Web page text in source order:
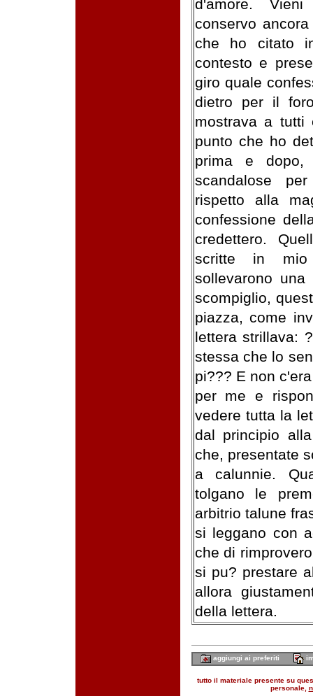
d'amore.
conservo
che ho citato
contesto e
giro quale
dietro per il
mostrava a
punto che ho
prima e dopo,
scandalose
rispetto alla
confessione
credettero.
scritte in mio
sollevarono una
scompiglio,
piazza, come
lettera strillava:
stessa che lo
pi??? E non
per me e
vedere tutta la
dal principio
che, presentate
a calunnie.
tolgano le
arbitrio talune
si leggano con
che di
si pu? prestare
allora
della lettera.
aggiungi ai preferiti
tutto il materiale presente su
personale,